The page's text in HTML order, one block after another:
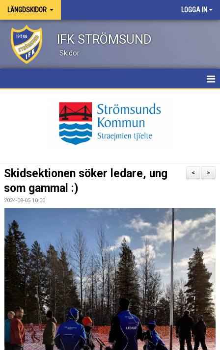
LÄNGDSKIDOR LOGGA IN
IFK STRÖMSUND
Skidor
DOKUMENT
KONTAKT
TÄVLINGSKALENDER
>
<
Skidsektionen söker ledare, ung
som gammal :)
2024-08-05 10:00